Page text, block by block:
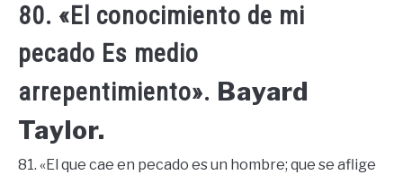
80. «El conocimiento de mi
pecado Es medio
arrepentimiento». Bayard
Taylor.
81. «El que cae en pecado es un hombre; que se aflige